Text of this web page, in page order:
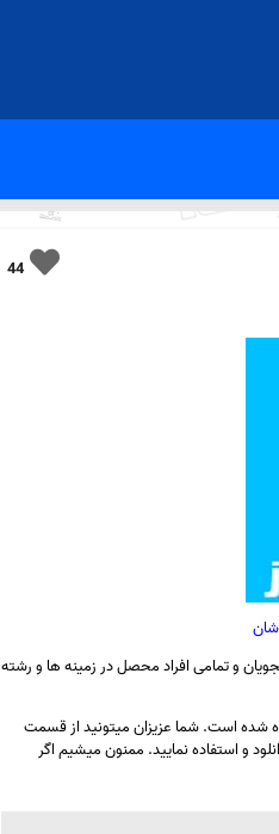
44
و تمامی افراد محصل در زمینه ها و رشته
شده است. شما عزیزان میتونید از قسمت
و استفاده نمایید. ممنون میشیم اگر